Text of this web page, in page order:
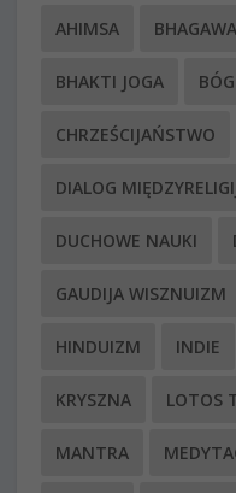
AHIMSA
BHAKTI JOGA BÓG
CHRZEŚCIJAŃSTWO
DIALOG
DUCHOWE NAUKI
GAUDIJA WISZNUIZM
HINDUIZM INDIE
KRYSZNA LOTOS
MANTRA